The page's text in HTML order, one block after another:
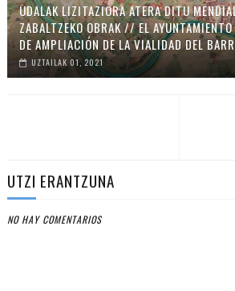
UDALAK LIZITAZIORA ATERA DITU
ZABALTZEKO OBRAK // EL
DE AMPLIACIÓN DE LA VIALIDAD DEL
UZTAILAK 01, 2021
UTZI ERANTZUNA
NO HAY COMENTARIOS